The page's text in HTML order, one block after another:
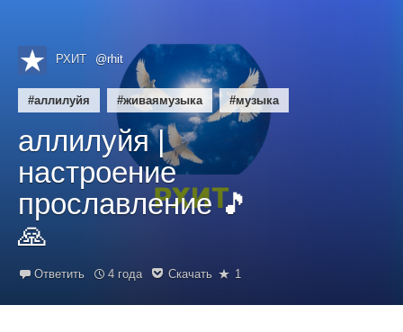
РХИТ @rhit
#аллилуйя #живаямузыка #музыка
аллилуйя |
настроение
прославление 🎵
🙏
Ответить 4 года Скачать 1